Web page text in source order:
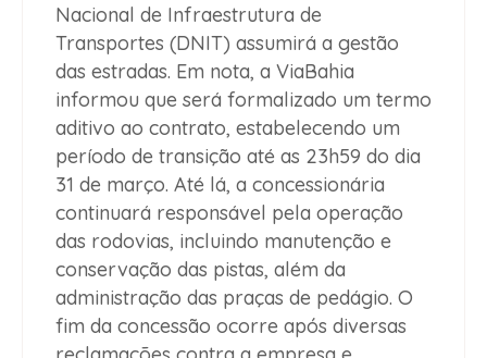
Nacional de Infraestrutura de
Transportes (DNIT) assumirá a gestão
das estradas. Em nota, a ViaBahia
informou que será formalizado um termo
aditivo ao contrato, estabelecendo um
período de transição até as 23h59 do dia
31 de março. Até lá, a concessionária
continuará responsável pela operação
das rodovias, incluindo manutenção e
conservação das pistas, além da
administração das praças de pedágio. O
fim da concessão ocorre após diversas